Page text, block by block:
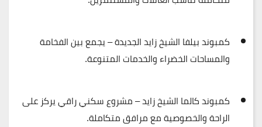
كمبوند بيلفا الشيخ زايد الجديدة– يجمع بين الفخامة
والمساحات الخضراء والخدمات المتنوعة.
كمبوند كالما الشيخ زايد– مشروع سكني راقي يركز على
الراحة والخصوصية مع مرافق متكاملة.